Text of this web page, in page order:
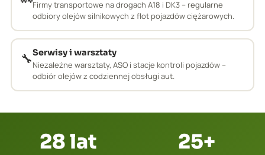
Firmy transportowe na drogach A18 i DK3 – regularne
odbiory olejów silnikowych z flot pojazdów ciężarowych.
🔧Serwisy i warsztaty
Niezależne warsztaty, ASO i stacje kontroli pojazdów –
odbiór olejów z codziennej obsługi aut.
28 lat 25+